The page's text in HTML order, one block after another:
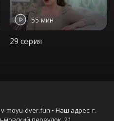
55 мин
29 серия
moyu-dver.fun • Наш адрес: г.